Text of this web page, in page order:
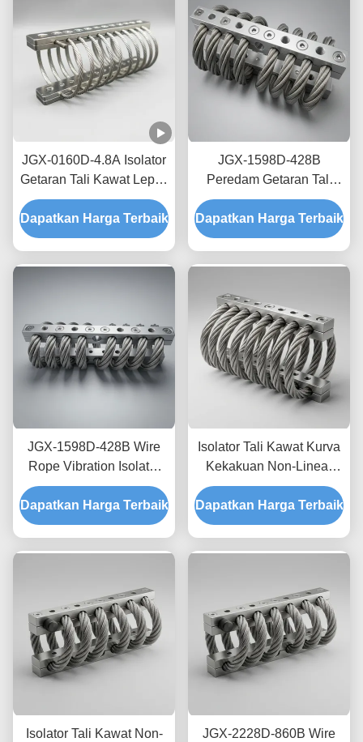
JGX-0160D-4.8A Isolator
Getaran Tali Kawat Lepas
Pantai Laut Bebas
Perawatan Shock Mount
Baja Tahan Karat
Dapatkan Harga Terbaik
JGX-1598D-428B
Peredam Getaran Tali
Kawat Tanpa Creep,
Gesekan Bebas Oli,
Peredam untuk
Dapatkan Harga Terbaik
JGX-1598D-428B Wire
Rope Vibration Isolator
Fungus Chemical
Washdown Resistant
Stainless Steel Isolation
Dapatkan Harga Terbaik
Isolator Tali Kawat Kurva
Kekakuan Non-Linear
JGX-2228D-665B
Pemasangan Semua
Logam Ramah
Dapatkan Harga Terbaik
Isolator Tali Kawat Non-
JGX-2228D-860B Wire